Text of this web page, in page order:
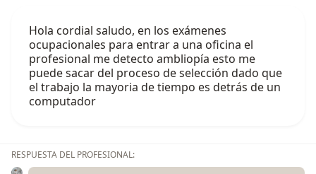
Hola cordial saludo, en los exámenes
ocupacionales para entrar a una oficina el
profesional me detecto ambliopía esto me
puede sacar del proceso de selección dado que
el trabajo la mayoria de tiempo es detrás de un
computador
RESPUESTA DEL PROFESIONAL: